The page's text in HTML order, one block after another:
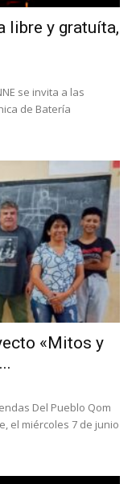
libre y gratuíta,
se invita a las
de Batería
«Mitos y
Del Pueblo Qom
el miércoles 7 de junio